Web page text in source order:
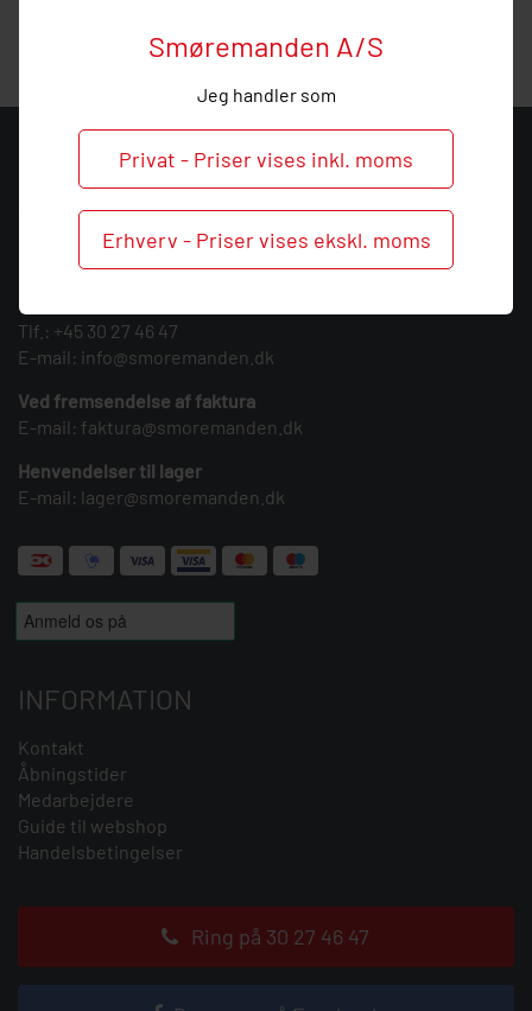
Smøremanden A/S
Jeg handler som
Privat - Priser vises inkl. moms
Erhverv - Priser vises ekskl. moms
KONTAKT
Smøremanden A/S
CVR: 39683717
Søndergården 3
Tlf.: +45 30 27 46 47
E-mail: info@smoremanden.dk
Ved fremsendelse af faktura
E-mail: faktura@smoremanden.dk
Henvendelser til lager
E-mail: lager@smoremanden.dk
INFORMATION
Kontakt
Åbningstider
Medarbejdere
Guide til webshop
Handelsbetingelser
Ring på 30 27 46 47